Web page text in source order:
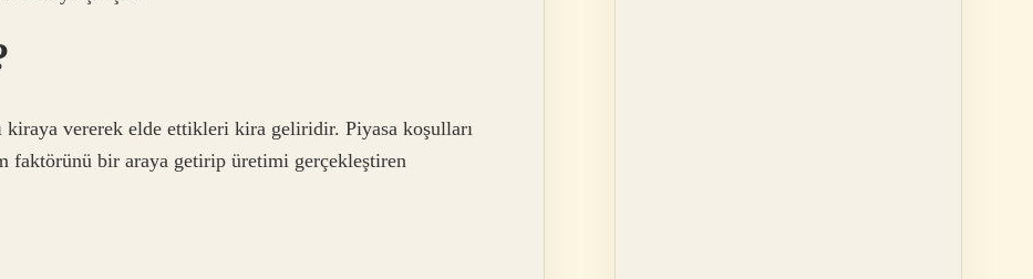
kiraya vererek elde ettikleri kira geliridir. Piyasa koşulları
faktörünü bir araya getirip üretimi gerçekleştiren